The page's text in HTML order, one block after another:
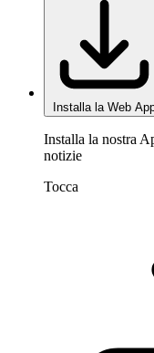
Installa la Web
Installa la nostra
notizie
Tocca